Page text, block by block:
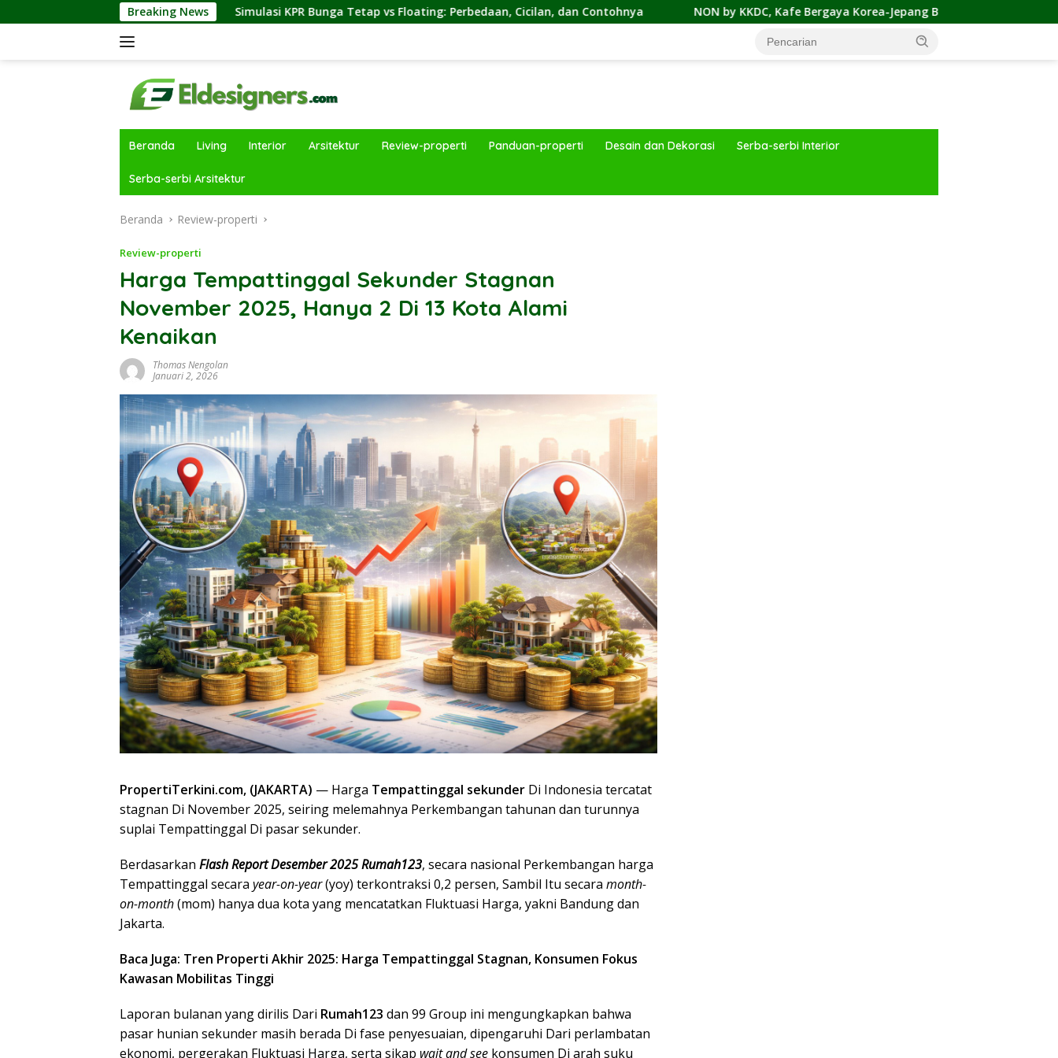
ke
Breaking News
Simulasi KPR Bunga Tetap vs Floating: Perbedaan, Cicilan, dan Contohnya NON by KKDC, Kafe Bergaya Korea-Jepang Bersama Permainan Cahaya nan
Beranda Living Interior Arsitektur Review-properti Panduan-properti Desain dan Dekorasi Serba-serbi Interior
Serba-serbi Arsitektur
Beranda Review-properti
Review-properti
Harga Tempattinggal Sekunder Stagnan
November 2025, Hanya 2 Di 13 Kota Alami
Kenaikan
Thomas Nengolan
Januari 2, 2026
PropertiTerkini.com, (JAKARTA) — Harga Tempattinggal sekunder Di Indonesia tercatat
stagnan Di November 2025, seiring melemahnya Perkembangan tahunan dan turunnya
suplai Tempattinggal Di pasar sekunder.
Berdasarkan Flash Report Desember 2025 Rumah123, secara nasional Perkembangan harga
Tempattinggal secara year-on-year(yoy) terkontraksi 0,2 persen, Sambil Itu secara month-
on-month(mom) hanya dua kota yang mencatatkan Fluktuasi Harga, yakni Bandung dan
Jakarta.
Baca Juga: Tren Properti Akhir 2025: Harga Tempattinggal Stagnan, Konsumen Fokus
Kawasan Mobilitas Tinggi
Laporan bulanan yang dirilis Dari Rumah123 dan 99 Group ini mengungkapkan bahwa
pasar hunian sekunder masih berada Di fase penyesuaian, dipengaruhi Dari perlambatan
ekonomi, pergerakan Fluktuasi Harga, serta sikap wait and see konsumen Di arah suku